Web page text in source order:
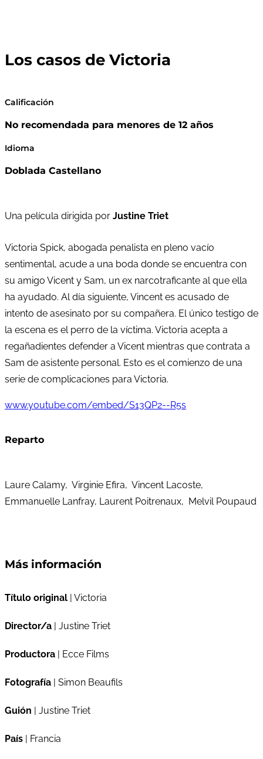
Los casos de Victoria
Calificación
No recomendada para menores de 12 años
Idioma
Doblada Castellano
Una película dirigida por Justine Triet
Victoria Spick, abogada penalista en pleno vacío
sentimental, acude a una boda donde se encuentra con
su amigo Vicent y Sam, un ex narcotraficante al que ella
ha ayudado. Al día siguiente, Vincent es acusado de
intento de asesinato por su compañera. El único testigo de
la escena es el perro de la víctima. Victoria acepta a
regañadientes defender a Vicent mientras que contrata a
Sam de asistente personal. Esto es el comienzo de una
serie de complicaciones para Victoria.
www.youtube.com/embed/S13QP2--R5s
Reparto
Laure Calamy, Virginie Efira, Vincent Lacoste,
Emmanuelle Lanfray, Laurent Poitrenaux, Melvil Poupaud
Más información
Título original | Victoria
Director/a | Justine Triet
Productora | Ecce Films
Fotografía | Simon Beaufils
Guión | Justine Triet
País | Francia